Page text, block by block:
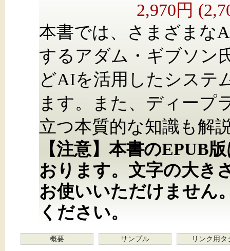
2,970円
本書では、さまざまな
するアダム・ギブソン
どAIを活用したシステ
ます。また、ディープ
立つ本質的な知識も解
【注意】本書のEPUB
おります。文字の大き
お使いいただけません
ください。
概要 サンプル リンク用タ